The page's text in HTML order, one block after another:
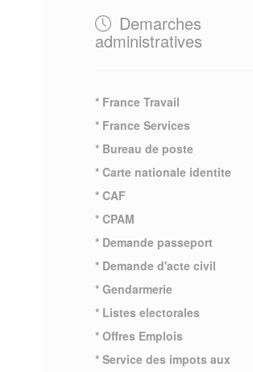
Demarches
administratives
* France Travail
* France Services
* Bureau de poste
* Carte nationale identite
* CAF
* CPAM
* Demande passeport
* Demande d'acte civil
* Gendarmerie
* Listes electorales
* Offres Emplois
* Service des impots aux